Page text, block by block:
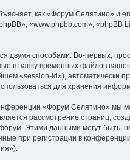
как «Форум Селятино» и
«www.phpbb.com», «phpBB
двумя способами. Во-первых,
в папку временных файлов
«session-id»), автоматически
для хранения
«Форум Селятино» мы
рассмотрение страниц,
Этими данными могут
при регистрации в